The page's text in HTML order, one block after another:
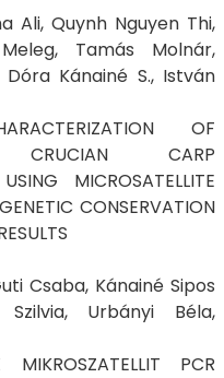
Ali, Quynh Nguyen Thi,
Tamás Molnár,
Dóra Kánainé S., István
OF
CRUCIAN CARP
MICROSATELLITE
CONSERVATION
Csaba, Kánainé Sipos
Urbányi Béla,
MIKROSZATELLIT PCR